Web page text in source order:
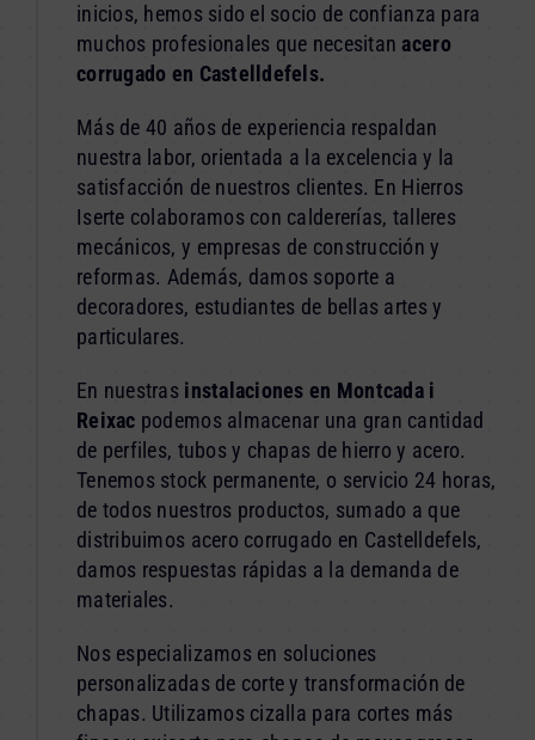
inicios, hemos sido el socio de confianza para
muchos profesionales que necesitan acero
corrugado en Castelldefels.
Más de 40 años de experiencia respaldan
nuestra labor, orientada a la excelencia y la
satisfacción de nuestros clientes. En Hierros
Iserte colaboramos con caldererías, talleres
mecánicos, y empresas de construcción y
reformas. Además, damos soporte a
decoradores, estudiantes de bellas artes y
particulares.
En nuestras instalaciones en Montcada i
Reixac podemos almacenar una gran cantidad
de perfiles, tubos y chapas de hierro y acero.
Tenemos stock permanente, o servicio 24 horas,
de todos nuestros productos, sumado a que
distribuimos acero corrugado en Castelldefels,
damos respuestas rápidas a la demanda de
materiales.
Nos especializamos en soluciones
personalizadas de corte y transformación de
chapas. Utilizamos cizalla para cortes más